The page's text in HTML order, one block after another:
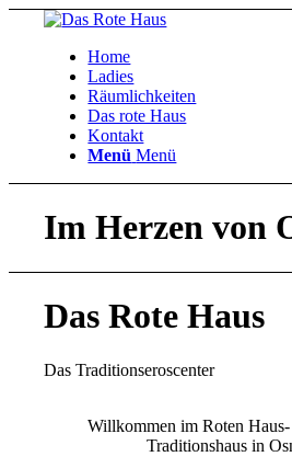
Home
Ladies
Räumlichkeiten
Das rote Haus
Kontakt
Menü Menü
Im Herzen von
Das Rote Haus
Das Traditionseroscenter
Willkommen im Roten Haus-
Traditionshaus in